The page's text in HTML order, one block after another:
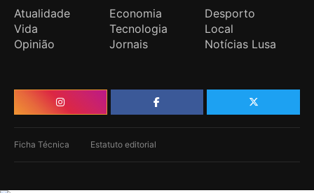
Atualidade Economia
Desporto
Vida
Tecnologia
Local
Opinião
Jornais Notícias Lusa
Ficha Técnica Estatuto editorial